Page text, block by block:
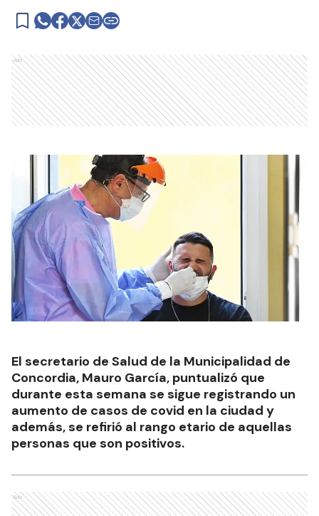
Ads
El secretario de Salud de la Municipalidad de
Concordia, Mauro García, puntualizó que
durante esta semana se sigue registrando un
aumento de casos de covid en la ciudad y
además, se refirió al rango etario de aquellas
personas que son positivos.
Ads